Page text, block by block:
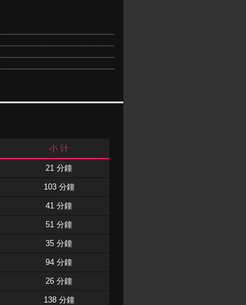
小 计
21 分鐘
103 分鐘
41 分鐘
51 分鐘
35 分鐘
94 分鐘
26 分鐘
138 分鐘